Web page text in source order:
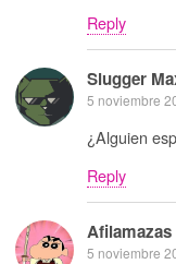
Reply
Slugger
5 noviembre
¿Alguien
Reply
Afilamazas
5 noviembre